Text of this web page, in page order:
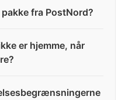
fra PostNord?
er hjemme, når